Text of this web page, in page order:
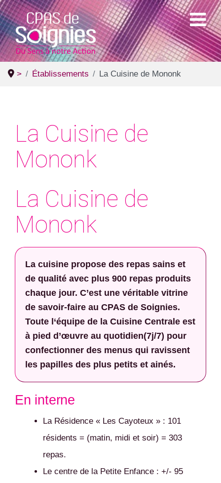
> Établissements La Cuisine de Mononk
La Cuisine de
Mononk
La Cuisine de
Mononk
La cuisine propose des repas sains et
de qualité avec plus 900 repas produits
chaque jour. C’est une véritable vitrine
de savoir-faire au CPAS de Soignies.
Toute l‘équipe de la Cuisine Centrale est
à pied d’œuvre au quotidien(7j/7) pour
confectionner des menus qui ravissent
les papilles des plus petits et ainés.
En interne
La Résidence « Les Cayoteux » : 101
résidents = (matin, midi et soir) = 303
repas.
Le centre de la Petite Enfance : +/- 95